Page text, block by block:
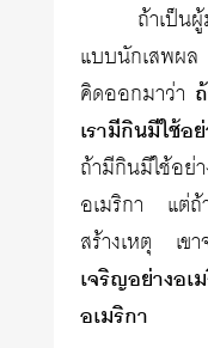
ถ้าเป็น
แบบนักเสพผ
คิดออกมาว่า
เรามีกินมีใช้อ
ถ้ามีกินมีใช้อย่
อเมริกา แต่ถ้
สร้างเหตุ เข
เจริญอย่าง
อเมริกา